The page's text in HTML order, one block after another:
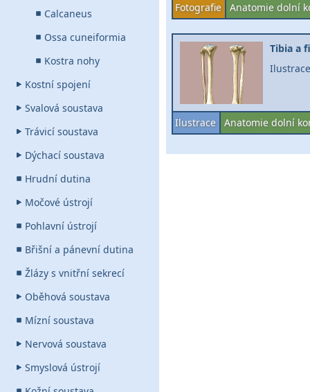
Calcaneus
Ossa cuneiformia
Kostra nohy
Kostní spojení
Svalová soustava
Trávicí soustava
Dýchací soustava
Hrudní dutina
Močové ústrojí
Pohlavní ústrojí
Břišní a pánevní dutina
Žlázy s vnitřní sekrecí
Oběhová soustava
Mízní soustava
Nervová soustava
Smyslová ústrojí
Fotografie Anatomie dolní
Tibia a
Ilustrace Anatomie dolní